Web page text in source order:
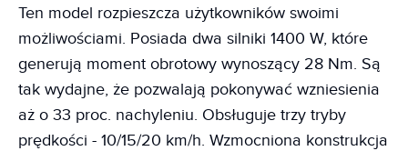
Ten model rozpieszcza użytkowników swoimi
możliwościami. Posiada dwa silniki 1400 W, które
generują moment obrotowy wynoszący 28 Nm. Są
tak wydajne, że pozwalają pokonywać wzniesienia
aż o 33 proc. nachyleniu. Obsługuje trzy tryby
prędkości - 10/15/20 km/h. Wzmocniona konstrukcja